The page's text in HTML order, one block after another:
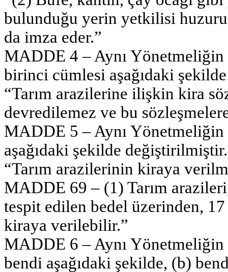
bulunduğu yerin yetkilisi
da imza eder.”
MADDE 4 – Aynı Yönetmeliğin
birinci cümlesi aşağıdaki
“Tarım arazilerine ilişkin kira
devredilemez ve bu
MADDE 5 – Aynı Yönetmeliğin
aşağıdaki şekilde değiştirilmiştir.
“Tarım arazilerinin kiraya
MADDE 69 – (1) Tarım
tespit edilen bedel üzerinden,
kiraya verilebilir.”
MADDE 6 – Aynı Yönetmeliğin
bendi aşağıdaki şekilde, (b)